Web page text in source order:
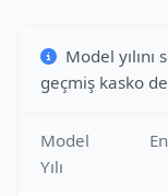
Model
geçmiş kasko
Model
Yılı